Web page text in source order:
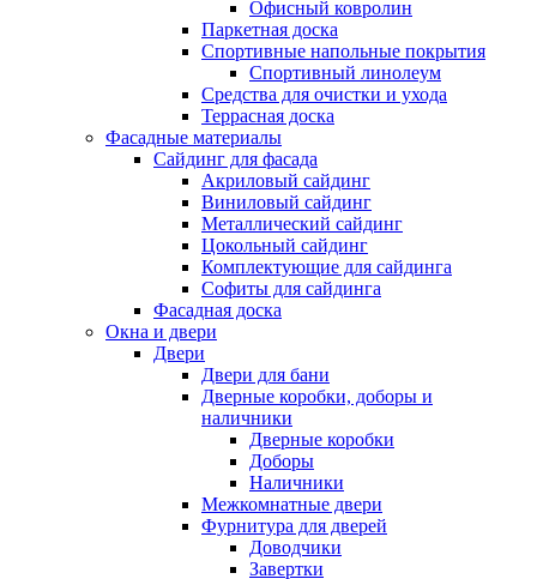
Офисный ковролин
Паркетная доска
Спортивные напольные покрытия
Спортивный линолеум
Средства для очистки и ухода
Террасная доска
Фасадные материалы
Сайдинг для фасада
Акриловый сайдинг
Виниловый сайдинг
Металлический сайдинг
Цокольный сайдинг
Комплектующие для сайдинга
Софиты для сайдинга
Фасадная доска
Окна и двери
Двери
Двери для бани
Дверные коробки, доборы и
наличники
Дверные коробки
Доборы
Наличники
Межкомнатные двери
Фурнитура для дверей
Доводчики
Завертки